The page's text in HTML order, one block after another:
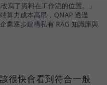
寫了資料在工作流的位置。」
算力成本高昂，QNAP 透過
業逐步建構私有 RAG 知識庫與
很快會看到符合一般